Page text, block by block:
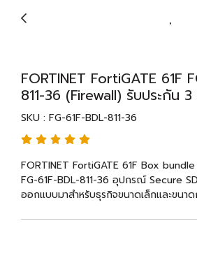
FORTINET FortiGATE 61F
811-36 (Firewall) รับประกัน
SKU : FG-61F-BDL-811-36
FORTINET FortiGATE 61F Box
FG-61F-BDL-811-36 อุปกรณ์ Secure
ออกแบบมาสำหรับธุรกิจขนาดเล็กและขนา